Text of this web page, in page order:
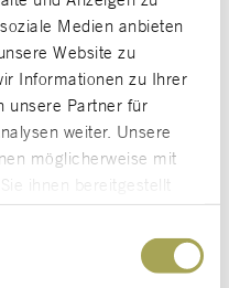
Medien anbieten
Website zu
Informationen zu Ihrer
unsere Partner für
weiter. Unsere
möglicherweise mit
ihnen bereitgestellt
Nutzung der Dienste
in Einklang zu
Value“-Projekte
Und als
unter anderem